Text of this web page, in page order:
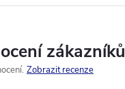
zákazníků
Zobrazit recenze